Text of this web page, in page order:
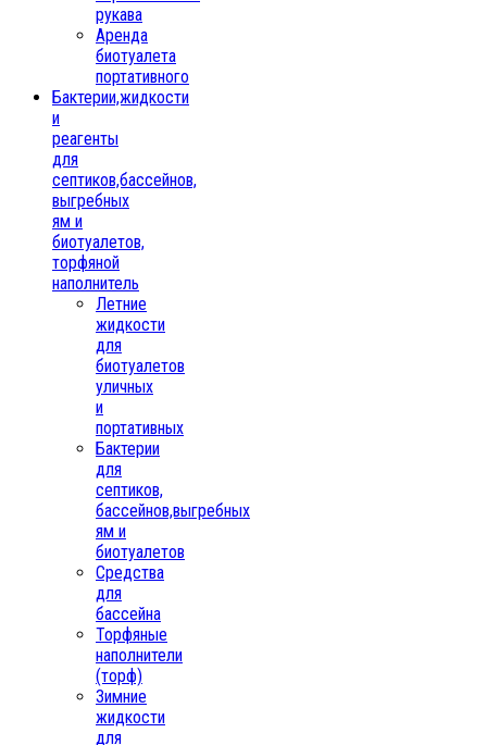
рукава
Аренда
биотуалета
портативного
Бактерии,жидкости
и
реагенты
для
септиков,бассейнов,
выгребных
ям и
биотуалетов,
торфяной
наполнитель
Летние
жидкости
для
биотуалетов
уличных
и
портативных
Бактерии
для
септиков,
бассейнов,выгребных
ям и
биотуалетов
Средства
для
бассейна
Торфяные
наполнители
(торф)
Зимние
жидкости
для